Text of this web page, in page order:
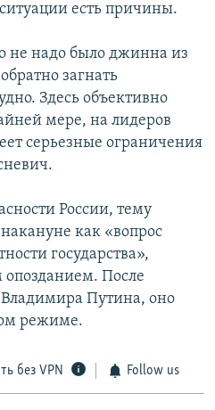
ситуации есть причины.
не надо было джинна из
загнать
Здесь объективно
мере, на лидеров
серьезные ограничения
России, тему
как «вопрос
государства»,
опозданием. После
Владимира Путина, оно
режиме.
без VPN Follow us